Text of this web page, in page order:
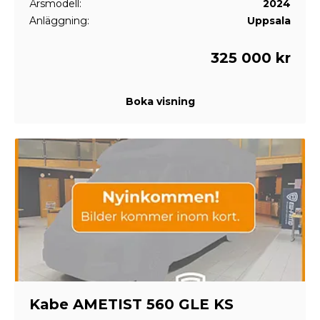
Årsmodell:
2024
Anläggning:
Uppsala
325 000 kr
Boka visning
Kabe AMETIST 560 GLE KS